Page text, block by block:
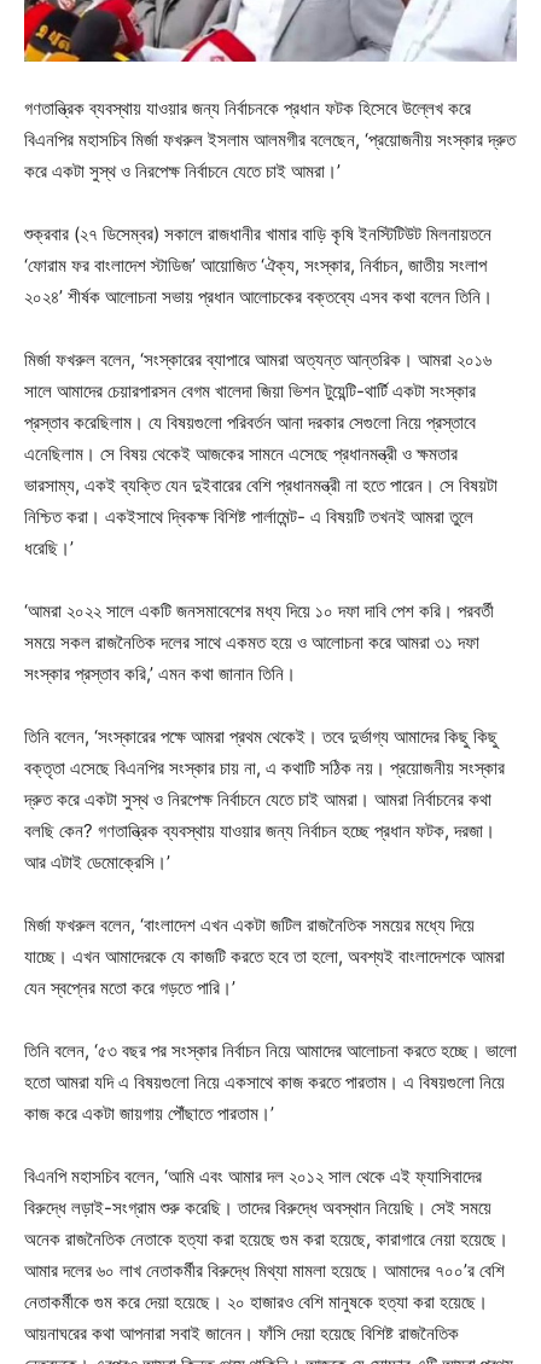
গণতান্ত্রিক ব্যবস্থায় যাওয়ার জন্য নির্বাচনকে প্রধান ফটক হিসেবে উল্লেখ করে
বিএনপির মহাসচিব মির্জা ফখরুল ইসলাম আলমগীর বলেছেন, ‘প্রয়োজনীয় সংস্কার দ্রুত
করে একটা সুস্থ ও নিরপেক্ষ নির্বাচনে যেতে চাই আমরা।’
শুক্রবার (২৭ ডিসেম্বর) সকালে রাজধানীর খামার বাড়ি কৃষি ইনস্টিটিউট মিলনায়তনে
‘ফোরাম ফর বাংলাদেশ স্টাডিজ’ আয়োজিত ‘ঐক্য, সংস্কার, নির্বাচন, জাতীয় সংলাপ
২০২৪’ শীর্ষক আলোচনা সভায় প্রধান আলোচকের বক্তব্যে এসব কথা বলেন তিনি।
মির্জা ফখরুল বলেন, ‘সংস্কারের ব্যাপারে আমরা অত্যন্ত আন্তরিক। আমরা ২০১৬
সালে আমাদের চেয়ারপারসন বেগম খালেদা জিয়া ভিশন টুয়েন্টি-থার্টি একটা সংস্কার
প্রস্তাব করেছিলাম। যে বিষয়গুলো পরিবর্তন আনা দরকার সেগুলো নিয়ে প্রস্তাবে
এনেছিলাম। সে বিষয় থেকেই আজকের সামনে এসেছে প্রধানমন্ত্রী ও ক্ষমতার
ভারসাম্য, একই ব্যক্তি যেন দুইবারের বেশি প্রধানমন্ত্রী না হতে পারেন। সে বিষয়টা
নিশ্চিত করা। একইসাথে দ্বিকক্ষ বিশিষ্ট পার্লামেন্ট- এ বিষয়টি তখনই আমরা তুলে
ধরেছি।’
‘আমরা ২০২২ সালে একটি জনসমাবেশের মধ্য দিয়ে ১০ দফা দাবি পেশ করি। পরবর্তী
সময়ে সকল রাজনৈতিক দলের সাথে একমত হয়ে ও আলোচনা করে আমরা ৩১ দফা
সংস্কার প্রস্তাব করি,’ এমন কথা জানান তিনি।
তিনি বলেন, ‘সংস্কারের পক্ষে আমরা প্রথম থেকেই। তবে দুর্ভাগ্য আমাদের কিছু কিছু
বক্তৃতা এসেছে বিএনপির সংস্কার চায় না, এ কথাটি সঠিক নয়। প্রয়োজনীয় সংস্কার
দ্রুত করে একটা সুস্থ ও নিরপেক্ষ নির্বাচনে যেতে চাই আমরা। আমরা নির্বাচনের কথা
বলছি কেন? গণতান্ত্রিক ব্যবস্থায় যাওয়ার জন্য নির্বাচন হচ্ছে প্রধান ফটক, দরজা।
আর এটাই ডেমোক্রেসি।’
মির্জা ফখরুল বলেন, ‘বাংলাদেশ এখন একটা জটিল রাজনৈতিক সময়ের মধ্যে দিয়ে
যাচ্ছে। এখন আমাদেরকে যে কাজটি করতে হবে তা হলো, অবশ্যই বাংলাদেশকে আমরা
যেন স্বপ্নের মতো করে গড়তে পারি।’
তিনি বলেন, ‘৫৩ বছর পর সংস্কার নির্বাচন নিয়ে আমাদের আলোচনা করতে হচ্ছে। ভালো
হতো আমরা যদি এ বিষয়গুলো নিয়ে একসাথে কাজ করতে পারতাম। এ বিষয়গুলো নিয়ে
কাজ করে একটা জায়গায় পৌঁছাতে পারতাম।’
বিএনপি মহাসচিব বলেন, ‘আমি এবং আমার দল ২০১২ সাল থেকে এই ফ্যাসিবাদের
বিরুদ্ধে লড়াই-সংগ্রাম শুরু করেছি। তাদের বিরুদ্ধে অবস্থান নিয়েছি। সেই সময়ে
অনেক রাজনৈতিক নেতাকে হত্যা করা হয়েছে গুম করা হয়েছে, কারাগারে নেয়া হয়েছে।
আমার দলের ৬০ লাখ নেতাকর্মীর বিরুদ্ধে মিথ্যা মামলা হয়েছে। আমাদের ৭০০’র বেশি
নেতাকর্মীকে গুম করে দেয়া হয়েছে। ২০ হাজারও বেশি মানুষকে হত্যা করা হয়েছে।
আয়নাঘরের কথা আপনারা সবাই জানেন। ফাঁসি দেয়া হয়েছে বিশিষ্ট রাজনৈতিক